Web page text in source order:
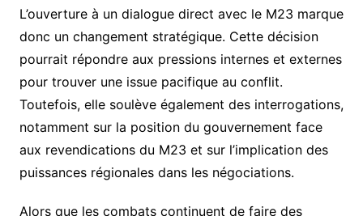
L’ouverture à un dialogue direct avec le M23 marque
donc un changement stratégique. Cette décision
pourrait répondre aux pressions internes et externes
pour trouver une issue pacifique au conflit.
Toutefois, elle soulève également des interrogations,
notamment sur la position du gouvernement face
aux revendications du M23 et sur l’implication des
puissances régionales dans les négociations.
Alors que les combats continuent de faire des